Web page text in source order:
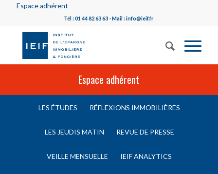
Espace adhérent
Tél : 01 44 82 63 63 - Mail : info@ieif.fr
Espace adhérent
LES ÉTUDES RÉFLEXIONS IMMOBILIÈRES
LES JEUDIS MATIN REVUE DE PRESSE
VEILLE MENSUELLE IEIF ANALYTICS